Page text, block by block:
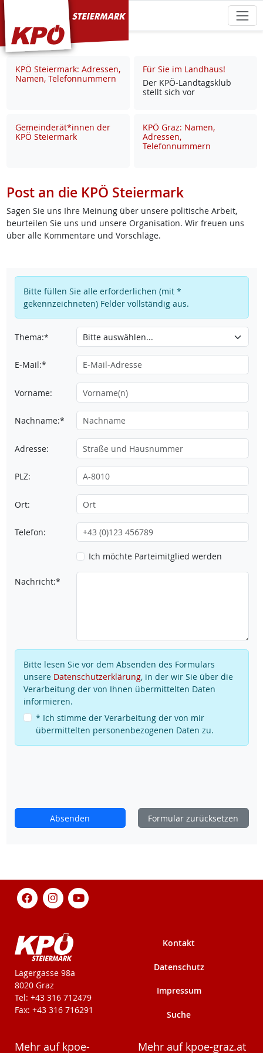
KPÖ Steiermark
Post an die KPÖ Steiermark
Sagen Sie uns Ihre Meinung über unsere politische Arbeit,
beurteilen Sie uns und unsere Organisation. Wir freuen uns
über alle Kommentare und Vorschläge.
Bitte füllen Sie alle erforderlichen (mit *
gekennzeichneten) Felder vollständig aus.
Thema:*
E-Mail:*
Vorname:
Nachname:*
Adresse:
PLZ:
Ort:
Telefon:
Ich möchte Parteimitglied werden
Nachricht:*
Bitte lesen Sie vor dem Absenden des Formulars
unsere Datenschutzerklärung, in der wir Sie über die
Verarbeitung der von Ihnen übermittelten Daten
informieren.
* Ich stimme der Verarbeitung der von mir
übermittelten personenbezogenen Daten zu.
Absenden Formular zurücksetzen
KPÖ Steiermark: Adressen,
Namen, Telefonnummern
Für Sie im Landhaus!
Der KPÖ-Land­tags­klub
stellt sich vor
Gemeinderät*innen der
KPÖ Steiermark
KPÖ Graz: Namen,
Adressen,
Telefonnummern
KPÖ-Steiermark
Lagergasse 98a
8020 Graz
Tel: +43 316 712479
Fax: +43 316 716291
Kontakt
Datenschutz
Impressum
Suche
Mehr auf kpoe-
Mehr auf kpoe-graz.at